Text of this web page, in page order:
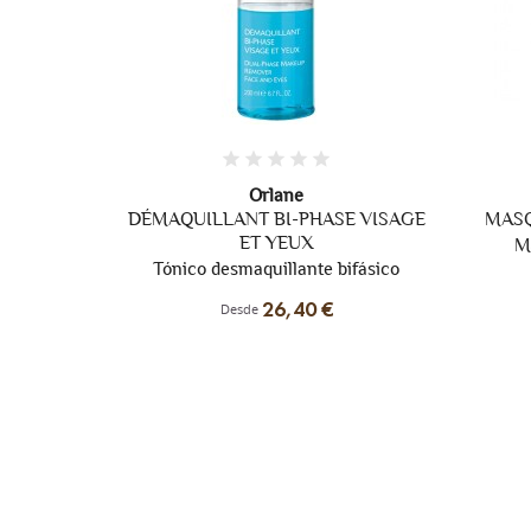
Orlane
MASQUE ANTI-FATIGUE ABSOLU
Máscarilla facial anti fatiga
44,80 €
B21